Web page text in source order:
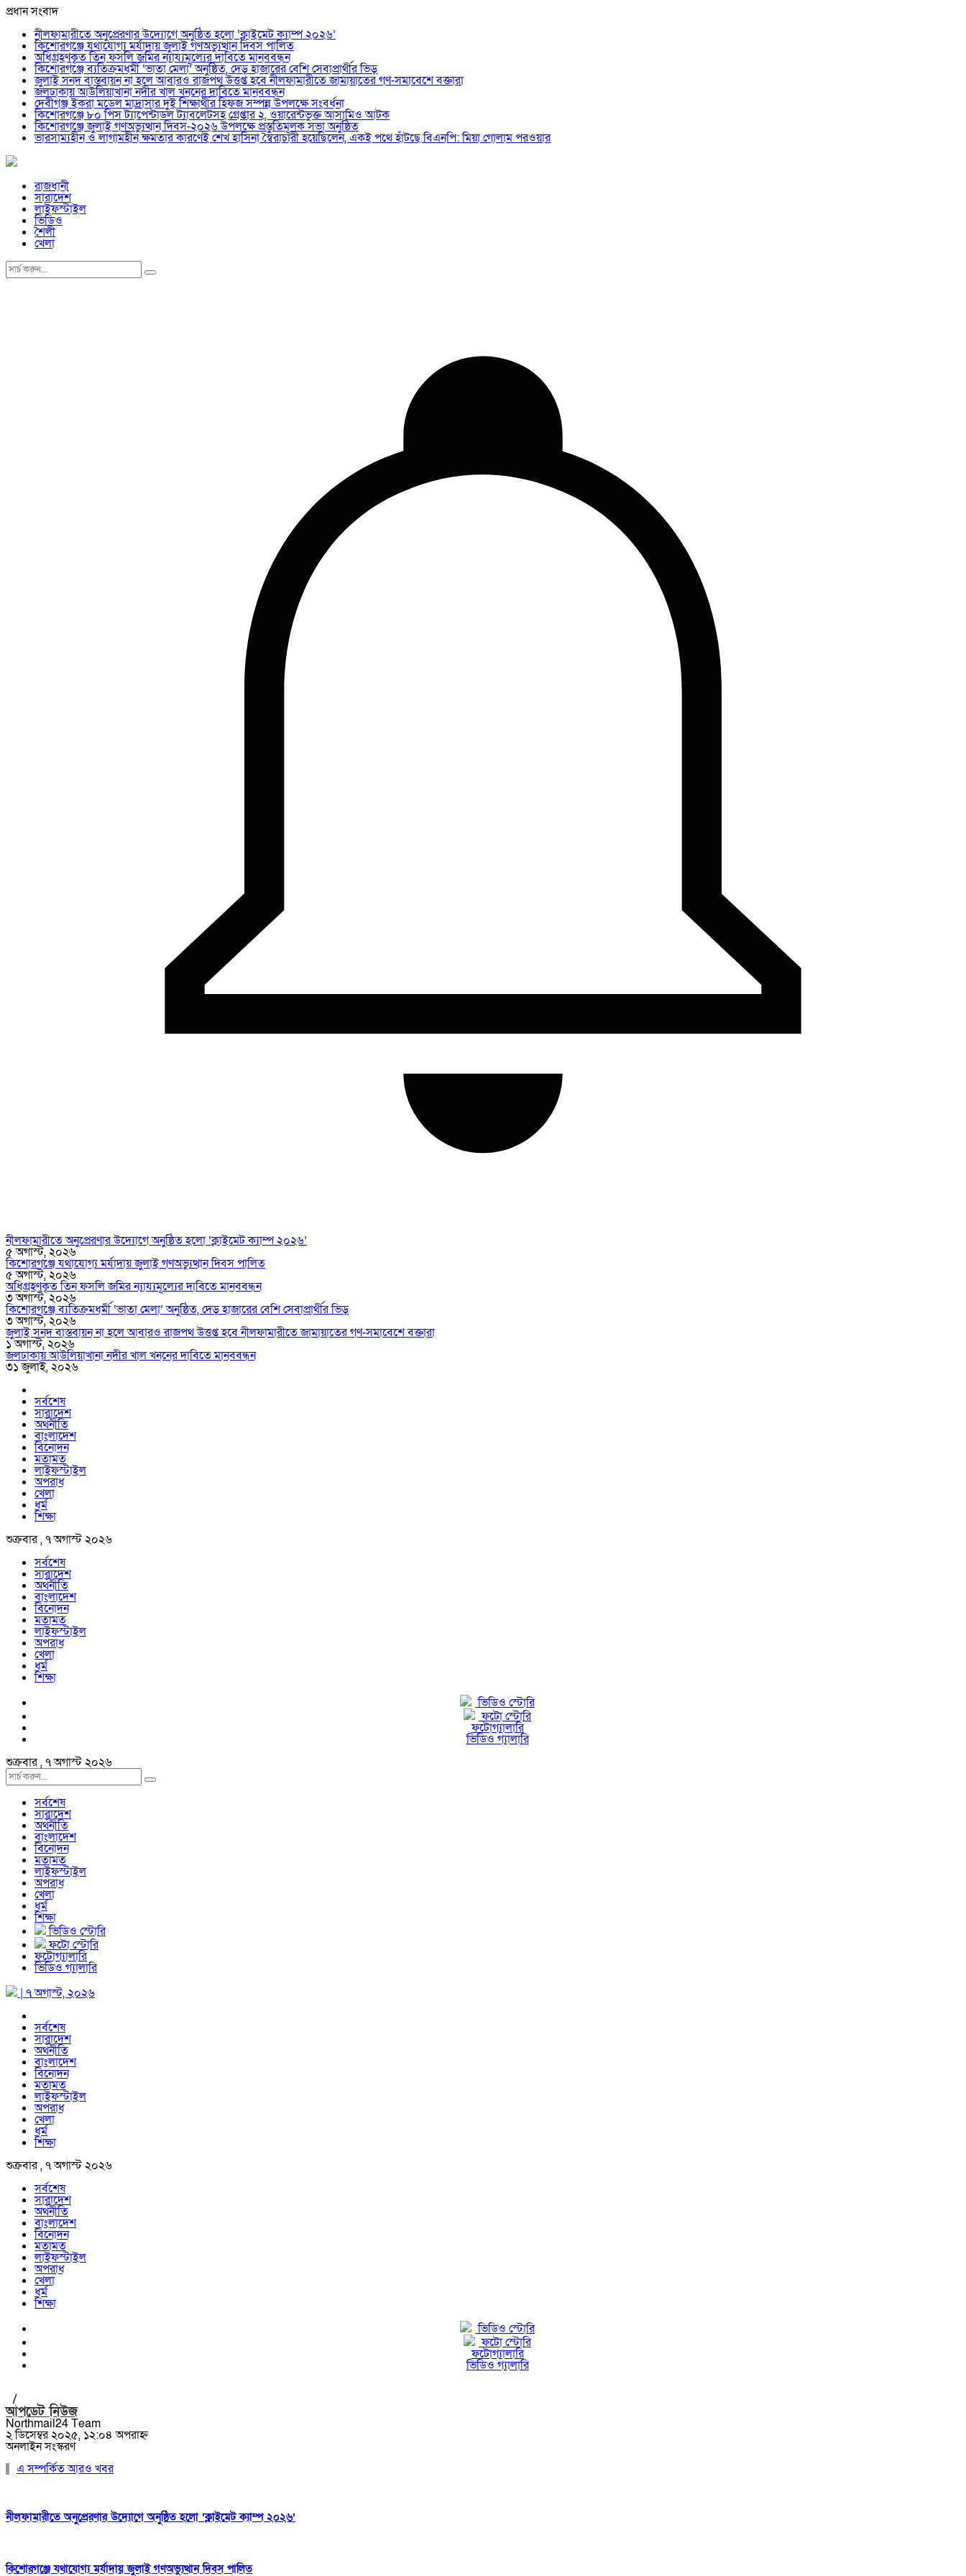
প্রধান সংবাদ
নীলফামারীতে অনুপ্রেরণার উদ্যোগে অনুষ্ঠিত হলো ‘ক্লাইমেট ক্যাম্প ২০২৬’
কিশোরগঞ্জে যথাযোগ্য মর্যাদায় জুলাই গণঅভ্যুত্থান দিবস পালিত
অধিগ্রহণকৃত তিন ফসলি জমির ন্যায্যমূল্যের দাবিতে মানববন্ধন
কিশোরগঞ্জে ব্যতিক্রমধর্মী ‘ভাতা মেলা’ অনুষ্ঠিত, দেড় হাজারের বেশি সেবাপ্রার্থীর ভিড়
জুলাই সনদ বাস্তবায়ন না হলে আবারও রাজপথ উত্তপ্ত হবে নীলফামারীতে জামায়াতের গণ-সমাবেশে বক্তারা
জলঢাকায় আউলিয়াখানা নদীর খাল খননের দাবিতে মানববন্ধন
দেবীগঞ্জ ইকরা মডেল মাদ্রাসার দুই শিক্ষার্থীর হিফজ সম্পন্ন উপলক্ষে সংবর্ধনা
কিশোরগঞ্জে ৮০ পিস ট্যাপেন্টাডল ট্যাবলেটসহ গ্রেপ্তার ২, ওয়ারেন্টভুক্ত আসামিও আটক
কিশোরগঞ্জে জুলাই গণঅভ্যুত্থান দিবস-২০২৬ উপলক্ষে প্রস্তুতিমূলক সভা অনুষ্ঠিত
ভারসাম্যহীন ও লাগামহীন ক্ষমতার কারণেই শেখ হাসিনা স্বৈরাচারী হয়েছিলেন, একই পথে হাঁটছে বিএনপি: মিয়া গোলাম পরওয়ার
রাজধানী
সারাদেশ
লাইফস্টাইল
ভিডিও
শৈলী
খেলা
নীলফামারীতে অনুপ্রেরণার উদ্যোগে অনুষ্ঠিত হলো ‘ক্লাইমেট ক্যাম্প ২০২৬’
৫ অগাস্ট, ২০২৬
কিশোরগঞ্জে যথাযোগ্য মর্যাদায় জুলাই গণঅভ্যুত্থান দিবস পালিত
৫ অগাস্ট, ২০২৬
অধিগ্রহণকৃত তিন ফসলি জমির ন্যায্যমূল্যের দাবিতে মানববন্ধন
৩ অগাস্ট, ২০২৬
কিশোরগঞ্জে ব্যতিক্রমধর্মী ‘ভাতা মেলা’ অনুষ্ঠিত, দেড় হাজারের বেশি সেবাপ্রার্থীর ভিড়
৩ অগাস্ট, ২০২৬
জুলাই সনদ বাস্তবায়ন না হলে আবারও রাজপথ উত্তপ্ত হবে নীলফামারীতে জামায়াতের গণ-সমাবেশে বক্তারা
১ অগাস্ট, ২০২৬
জলঢাকায় আউলিয়াখানা নদীর খাল খননের দাবিতে মানববন্ধন
৩১ জুলাই, ২০২৬
সর্বশেষ
সারাদেশ
অর্থনীতি
বাংলাদেশ
বিনোদন
মতামত
লাইফস্টাইল
অপরাধ
খেলা
ধর্ম
শিক্ষা
শুক্রবার , ৭ অগাস্ট ২০২৬
সর্বশেষ
সারাদেশ
অর্থনীতি
বাংলাদেশ
বিনোদন
মতামত
লাইফস্টাইল
অপরাধ
খেলা
ধর্ম
শিক্ষা
ভিডিও স্টোরি
ফটো স্টোরি
ফটোগ্যালারি
ভিডিও গ্যালারি
শুক্রবার , ৭ অগাস্ট ২০২৬
সর্বশেষ
সারাদেশ
অর্থনীতি
বাংলাদেশ
বিনোদন
মতামত
লাইফস্টাইল
অপরাধ
খেলা
ধর্ম
শিক্ষা
ভিডিও স্টোরি
ফটো স্টোরি
ফটোগ্যালারি
ভিডিও গ্যালারি
| ৭ অগাস্ট, ২০২৬
সর্বশেষ
সারাদেশ
অর্থনীতি
বাংলাদেশ
বিনোদন
মতামত
লাইফস্টাইল
অপরাধ
খেলা
ধর্ম
শিক্ষা
শুক্রবার , ৭ অগাস্ট ২০২৬
সর্বশেষ
সারাদেশ
অর্থনীতি
বাংলাদেশ
বিনোদন
মতামত
লাইফস্টাইল
অপরাধ
খেলা
ধর্ম
শিক্ষা
ভিডিও স্টোরি
ফটো স্টোরি
ফটোগ্যালারি
ভিডিও গ্যালারি
/
আপডেট নিউজ
Northmail24 Team
২ ডিসেম্বর ২০২৫, ১২:০৪ অপরাহ্ন
অনলাইন সংস্করণ
এ সম্পর্কিত আরও খবর
নীলফামারীতে অনুপ্রেরণার উদ্যোগে অনুষ্ঠিত হলো ‘ক্লাইমেট ক্যাম্প ২০২৬’
কিশোরগঞ্জে যথাযোগ্য মর্যাদায় জুলাই গণঅভ্যুত্থান দিবস পালিত